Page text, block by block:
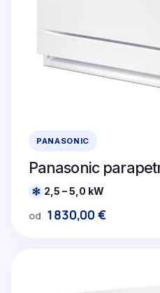
PANASONIC
Panasonic
2,5 – 5,0 kW
od 1830,00 €